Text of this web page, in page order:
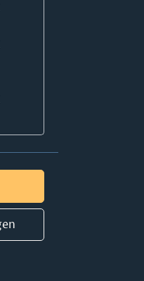
Wert ein oder